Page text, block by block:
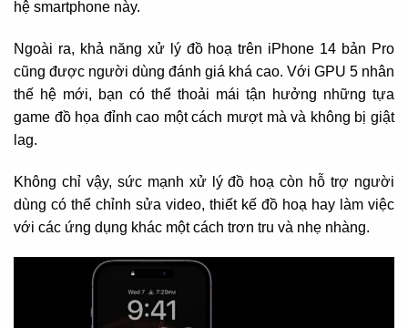
hệ smartphone này.
Ngoài ra, khả năng xử lý đồ hoạ trên iPhone 14 bản Pro
cũng được người dùng đánh giá khá cao. Với GPU 5 nhân
thế hệ mới, bạn có thể thoải mái tận hưởng những tựa
game đồ họa đỉnh cao một cách mượt mà và không bị giật
lag.
Không chỉ vậy, sức mạnh xử lý đồ hoạ còn hỗ trợ người
dùng có thể chỉnh sửa video, thiết kế đồ hoạ hay làm việc
với các ứng dụng khác một cách trơn tru và nhẹ nhàng.